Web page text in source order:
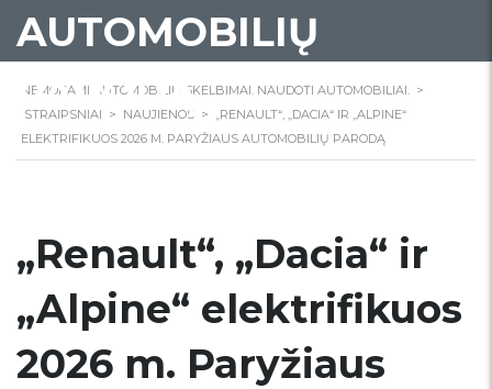
AUTOMOBILIŲ
PARODĄ
NEMOKAMI AUTOMOBILIŲ SKELBIMAI. NAUDOTI AUTOMOBILIAI. >
STRAIPSNIAI > NAUJIENOS > „RENAULT“, „DACIA“ IR „ALPINE“
ELEKTRIFIKUOS 2026 M. PARYŽIAUS AUTOMOBILIŲ PARODĄ
„Renault“, „Dacia“ ir
„Alpine“ elektrifikuos
2026 m. Paryžiaus